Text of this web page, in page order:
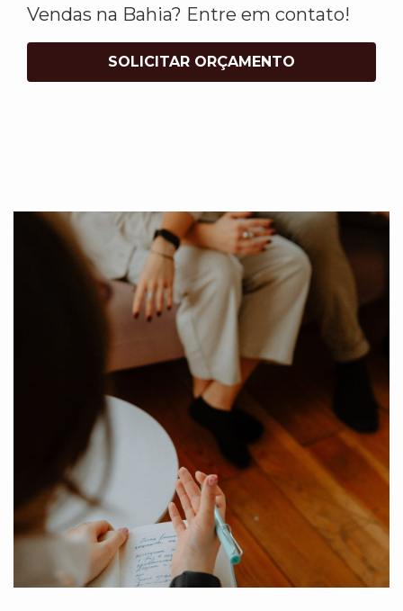
Vendas na Bahia? Entre em contato!
SOLICITAR ORÇAMENTO